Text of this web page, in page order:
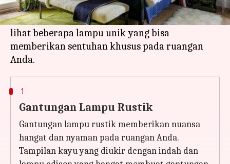
pencahayaan yang tepat dapat memberikan
kesan yang unik dan menambah estetika. Mari
lihat beberapa lampu unik yang bisa
memberikan sentuhan khusus pada ruangan
1
Gantungan Lampu Rustik
Gantungan lampu rustik memberikan nuansa
hangat dan nyaman pada ruangan Anda.
Tampilan kayu yang diukir dengan indah dan